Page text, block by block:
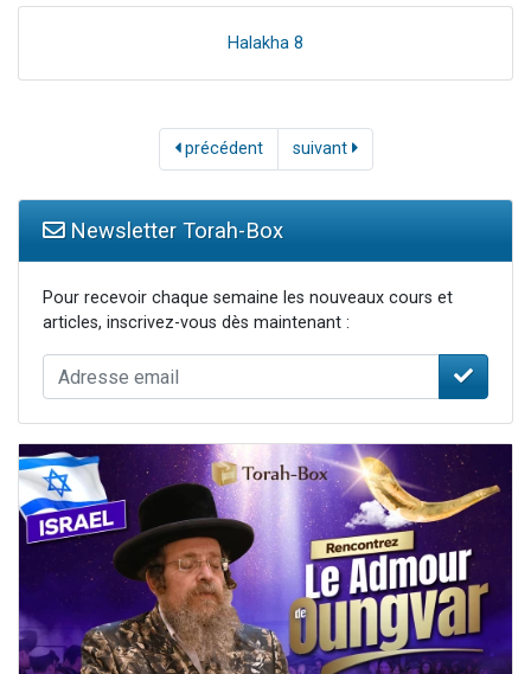
Halakha 8
précédent suivant
Newsletter Torah-Box
Pour recevoir chaque semaine les nouveaux cours et
articles, inscrivez-vous dès maintenant :